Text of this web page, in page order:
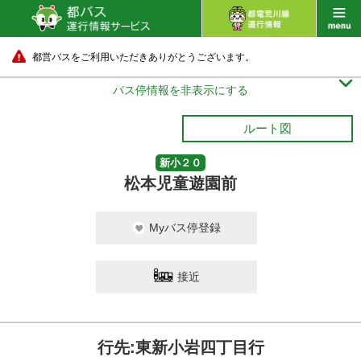
都営バスをご利用いただきありがとうございます。
バス停情報を非表示にする 
ルート図
新小２０
松本児童遊園前
Myバス停登録
接近
行先:東新小岩四丁目行